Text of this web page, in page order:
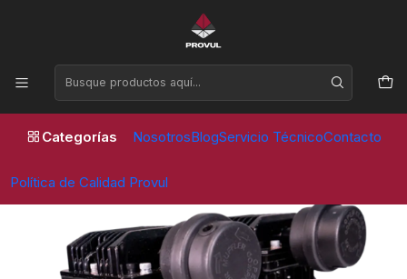
Categorías NosotrosBlogServicio TécnicoContacto
Política de Calidad Provul
Horario de atención Lunes a Viernes de 09:00 a 17:30 horas
Inicio Compresores
Kit de Repuesto Cabezal–Motor para Compresor Sin Aceite 2